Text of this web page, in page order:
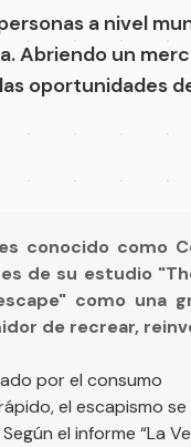
a nivel
Abriendo un
oportunidades
conocido como
de su estudio
como una
de recrear,
por el consumo
el escapismo
el informe “La